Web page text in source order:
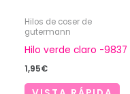
Hilos de coser de
gutermann
Hilo verde claro -9837
1,95€